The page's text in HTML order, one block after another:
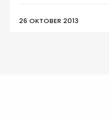
26 OKTOBER 2013